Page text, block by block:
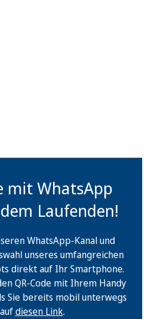
mit WhatsApp
Laufenden!
WhatsApp-Kanal und
unseres umfangreichen
direkt auf Ihr Smartphone.
QR-Code mit Ihrem Handy
Sie bereits mobil unterwegs
diesen Link.